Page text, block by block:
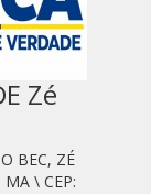
Zé
BEC, ZÉ
\ CEP: